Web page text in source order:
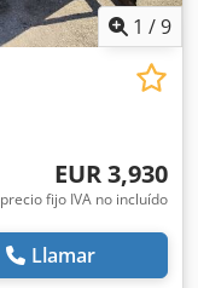
1 /9
EUR 3,930
precio fijo IVA no incluído
Llamar